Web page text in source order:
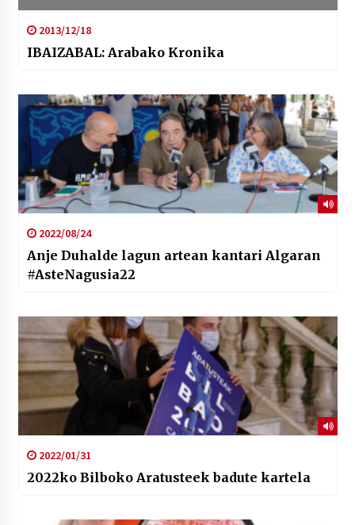
2013/12/18
IBAIZABAL: Arabako Kronika
2022/08/24
Anje Duhalde lagun artean kantari Algaran
#AsteNagusia22
2022/01/31
2022ko Bilboko Aratusteek badute kartela